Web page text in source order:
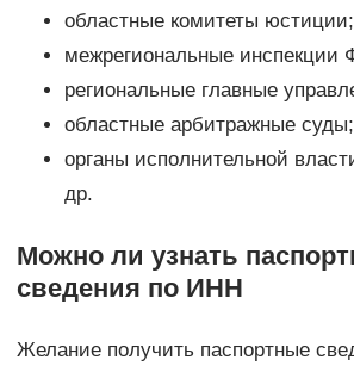
областные комитеты юстиции;
межрегиональные инспекции
региональные главные
областные арбитражные суды;
органы исполнительной
др.
Можно ли узнать
сведения по ИНН
Желание получить паспортные